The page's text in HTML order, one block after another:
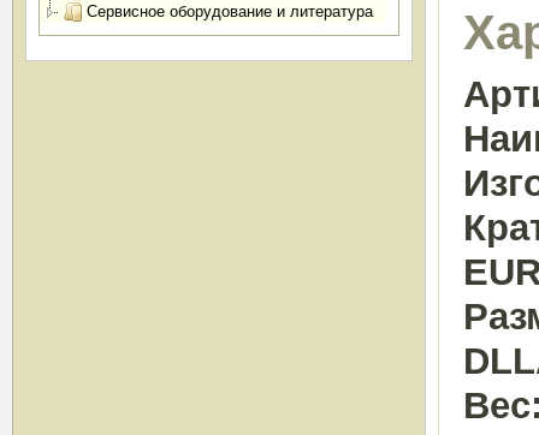
Сервисное оборудование и литература